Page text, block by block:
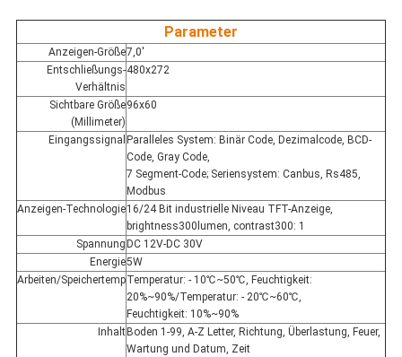
Parameter
Anzeigen-Größe7,0'
Entschließungs-
Verhältnis
480x272
Sichtbare Größe
(Millimeter)
96x60
Eingangssignal Paralleles System: Binär Code, Dezimalcode, BCD-
Code, Gray Code,
7 Segment-Code; Seriensystem: Canbus, Rs485,
Modbus
Anzeigen-Technologie16/24 Bit industrielle Niveau TFT-Anzeige,
brightness300lumen, contrast300: 1
Spannung DC 12V-DC 30V
Energie5W
Arbeiten/SpeichertempTemperatur: - 10℃~50℃, Feuchtigkeit:
20%~90%/Temperatur: - 20℃~60℃,
Feuchtigkeit: 10%~90%
Inhalt Boden 1-99, A-Z Letter, Richtung, Überlastung, Feuer,
Wartung und Datum, Zeit